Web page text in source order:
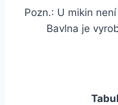
Pozn.: U mikin
Bavlna je